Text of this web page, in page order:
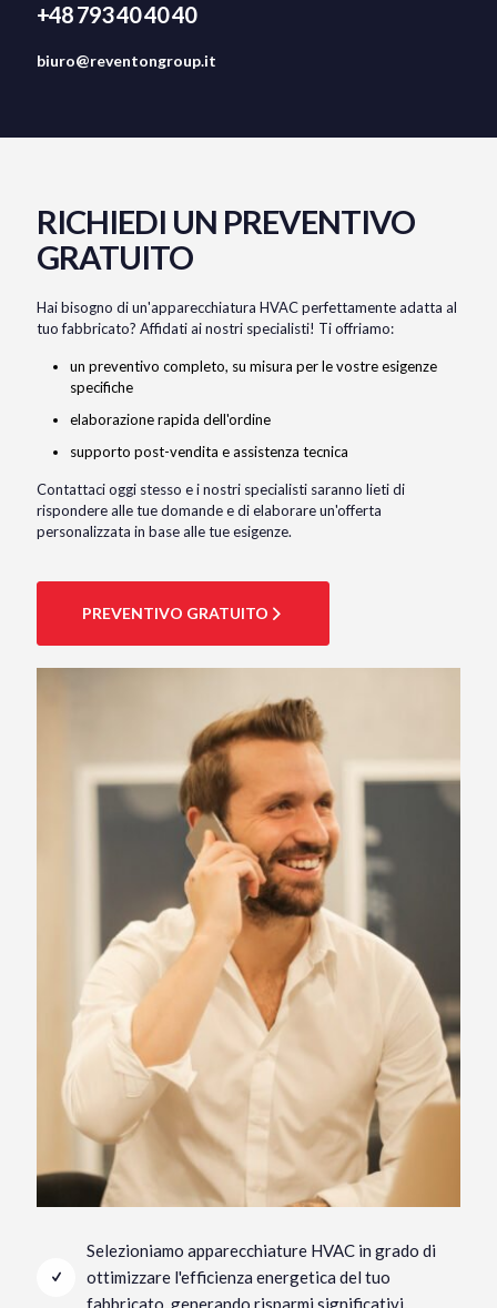
+48 793 40 40 40
biuro@reventongroup.it
RICHIEDI UN PREVENTIVO
GRATUITO
Hai bisogno di un'apparecchiatura HVAC perfettamente adatta al
tuo fabbricato? Affidati ai nostri specialisti! Ti offriamo:
un preventivo completo, su misura per le vostre esigenze
specifiche
elaborazione rapida dell'ordine
supporto post-vendita e assistenza tecnica
Contattaci oggi stesso e i nostri specialisti saranno lieti di
rispondere alle tue domande e di elaborare un'offerta
personalizzata in base alle tue esigenze.
PREVENTIVO GRATUITO
Selezioniamo apparecchiature HVAC in grado di
ottimizzare l'efficienza energetica del tuo
fabbricato, generando risparmi significativi.